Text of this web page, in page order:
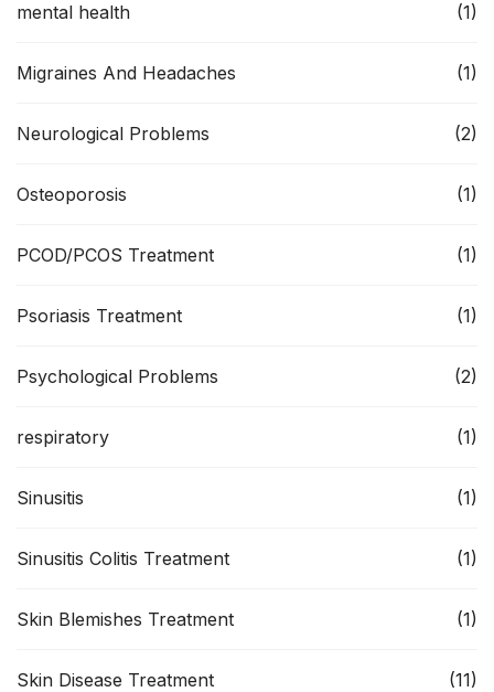
mental health (1)
Migraines And Headaches (1)
Neurological Problems (2)
Osteoporosis (1)
PCOD/PCOS Treatment (1)
Psoriasis Treatment (1)
Psychological Problems (2)
respiratory (1)
Sinusitis (1)
Sinusitis Colitis Treatment (1)
Skin Blemishes Treatment (1)
Skin Disease Treatment (11)